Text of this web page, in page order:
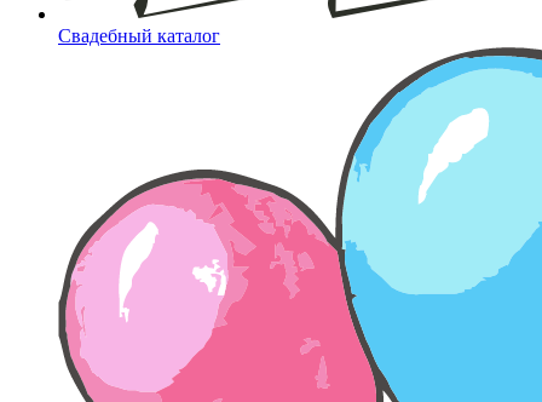
Свадебный каталог